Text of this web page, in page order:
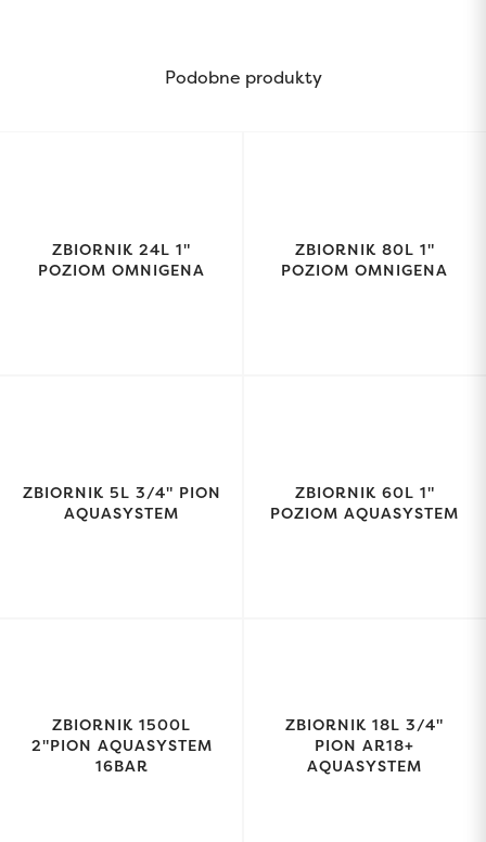
Podobne produkty
ZBIORNIK 24L 1"
POZIOM OMNIGENA
ZBIORNIK 80L 1"
POZIOM OMNIGENA
ZBIORNIK 5L 3/4" PION
AQUASYSTEM
ZBIORNIK 60L 1"
POZIOM AQUASYSTEM
ZBIORNIK 1500L
2"PION AQUASYSTEM
16BAR
ZBIORNIK 18L 3/4"
PION AR18+
AQUASYSTEM